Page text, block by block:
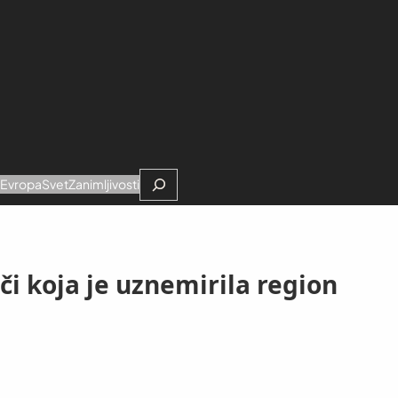
EvropaSvetZanimljivostiSearch
koja je uznemirila region